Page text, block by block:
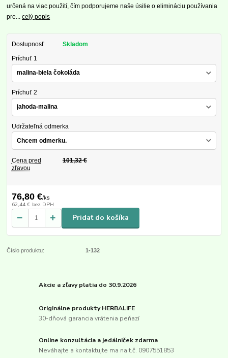
určená na viac použití, čím podporujeme naše úsilie o elimináciu používania
pre...celý popis
Dostupnosť Skladom
Príchuť 1
Príchuť 2
Udržateľná odmerka
Cena pred
zľavou
101,32 €
76,80 €/ks
62,44 € bez DPH
Pridať do košíka
Číslo produktu: 1-132
Akcie a zľavy platia do 30.9.2026
Originálne produkty HERBALIFE
30-dňová garancia vrátenia peňazí
Online konzultácia a jedálniček zdarma
Neváhajte a kontaktujte ma na t.č. 0907551853